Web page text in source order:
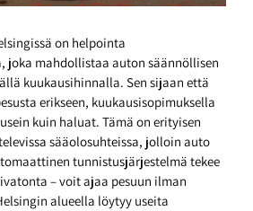
on helpointa
joka mahdollistaa auton säännöllisen
kuukausihinnalla. Sen sijaan että
erikseen, kuukausisopimuksella
kuin haluat. Tämä on erityisen
sääolosuhteissa, jolloin auto
tunnistusjärjestelmä tekee
– voit ajaa pesuun ilman
alueella löytyy useita